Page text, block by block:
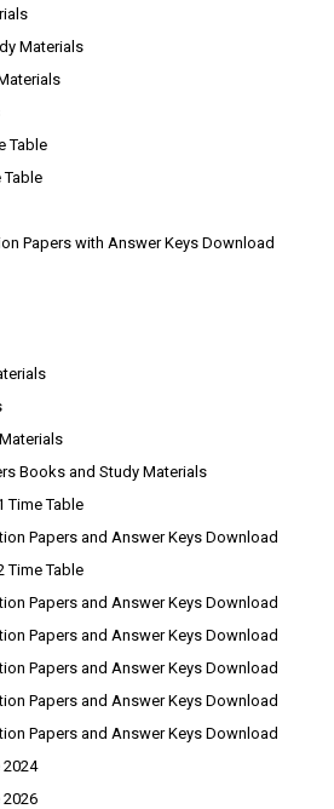
Materials
Table
Table
Papers with Answer Keys Download
Books and Study Materials
Time Table
Papers and Answer Keys Download
Time Table
Papers and Answer Keys Download
Papers and Answer Keys Download
Papers and Answer Keys Download
Papers and Answer Keys Download
Papers and Answer Keys Download
2024
2026